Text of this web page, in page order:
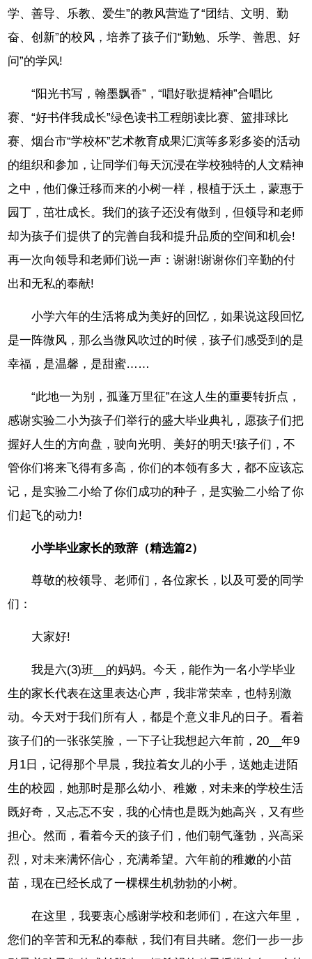
学、善导、乐教、爱生”的教风营造了“团结、文明、勤
奋、创新”的校风，培养了孩子们“勤勉、乐学、善思、好
问”的学风!
“阳光书写，翰墨飘香”，“唱好歌提精神”合唱比
赛、“好书伴我成长”绿色读书工程朗读比赛、篮排球比
赛、烟台市“学校杯”艺术教育成果汇演等多彩多姿的活动
的组织和参加，让同学们每天沉浸在学校独特的人文精神
之中，他们像迁移而来的小树一样，根植于沃土，蒙惠于
园丁，茁壮成长。我们的孩子还没有做到，但领导和老师
却为孩子们提供了的完善自我和提升品质的空间和机会!
再一次向领导和老师们说一声：谢谢!谢谢你们辛勤的付
出和无私的奉献!
小学六年的生活将成为美好的回忆，如果说这段回忆
是一阵微风，那么当微风吹过的时候，孩子们感受到的是
幸福，是温馨，是甜蜜……
“此地一为别，孤蓬万里征”在这人生的重要转折点，
感谢实验二小为孩子们举行的盛大毕业典礼，愿孩子们把
握好人生的方向盘，驶向光明、美好的明天!孩子们，不
管你们将来飞得有多高，你们的本领有多大，都不应该忘
记，是实验二小给了你们成功的种子，是实验二小给了你
们起飞的动力!
小学毕业家长的致辞（精选篇2）
尊敬的校领导、老师们，各位家长，以及可爱的同学
们：
大家好!
我是六(3)班__的妈妈。今天，能作为一名小学毕业
生的家长代表在这里表达心声，我非常荣幸，也特别激
动。今天对于我们所有人，都是个意义非凡的日子。看着
孩子们的一张张笑脸，一下子让我想起六年前，20__年9
月1日，记得那个早晨，我拉着女儿的小手，送她走进陌
生的校园，她那时是那么幼小、稚嫩，对未来的学校生活
既好奇，又忐忑不安，我的心情也是既为她高兴，又有些
担心。然而，看着今天的孩子们，他们朝气蓬勃，兴高采
烈，对未来满怀信心，充满希望。六年前的稚嫩的小苗
苗，现在已经长成了一棵棵生机勃勃的小树。
在这里，我要衷心感谢学校和老师们，在这六年里，
您们的辛苦和无私的奉献，我们有目共睹。您们一步一步